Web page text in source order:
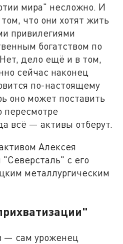
мира" несложно. И
что они хотят жить
привилегиями
богатством по
дело ещё и в том,
сейчас наконец
по-настоящему
оно может поставить
пересмотре
всё — активы отберут.
Алексея
с его
металлургическим
— сам уроженец